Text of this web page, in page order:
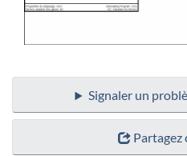
Signaler un
Partagez